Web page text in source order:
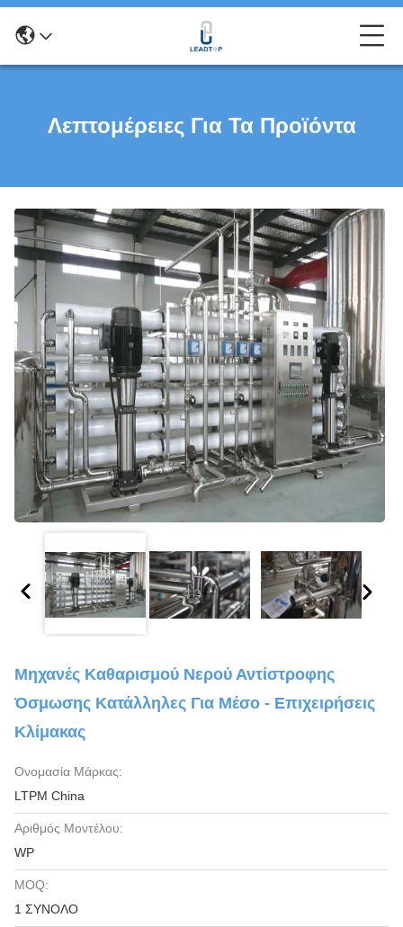
Λεπτομέρειες Για Τα Προϊόντα
Μηχανές Καθαρισμού Νερού Αντίστροφης
Όσμωσης Κατάλληλες Για Μέσο - Επιχειρήσεις
Κλίμακας
Ονομασία Μάρκας:
LTPM China
Αριθμός Μοντέλου:
WP
MOQ:
1 ΣΥΝΟΛΟ